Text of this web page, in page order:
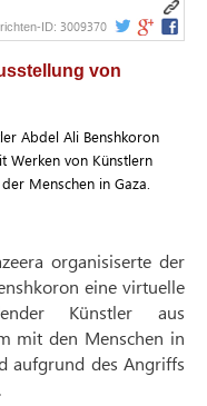
ID: 3009370
von
Abdel Ali Benshkoron
Werken von Künstlern
Menschen in Gaza.
organisiserte der
eine virtuelle
Künstler aus
mit den Menschen in
aufgrund des Angriffs